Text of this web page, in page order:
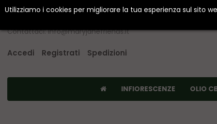
Contattaci: info@maryjanefriends.it
Accedi Registrati Spedizioni
INFIORESCENZE OLIO
Utilizziamo i cookies per migliorare la tua esperienza sul sito